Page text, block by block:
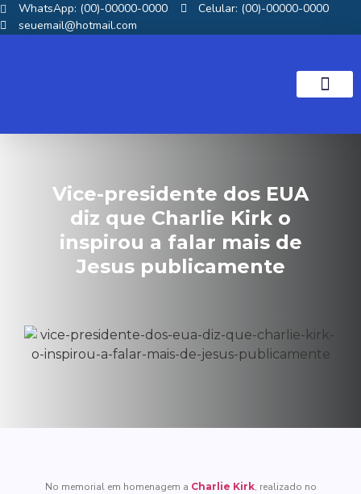
WhatsApp: (00)-00000-0000
Celular: (00)-00000-0000
seuemail@hotmail.com
Vice-presidente dos EUA
diz que Charlie Kirk o
inspirou a falar mais de
Jesus publicamente
No memorial em homenagem a Charlie Kirk, realizado no